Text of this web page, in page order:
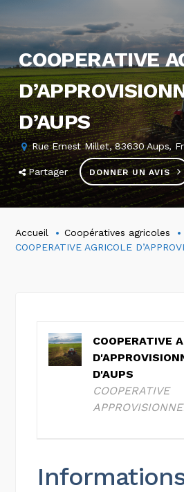
COOPERATIVE
D’AUPS
Rue Ernest Millet, 83630 Aups,
Partager DONNER UN AVIS
Accueil
Coopératives agricoles
COOPERATIVE AGRICOLE
COOPERATIVE
D'AUPS
COOPERATIVE